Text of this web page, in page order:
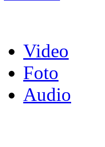
Video
Foto
Audio